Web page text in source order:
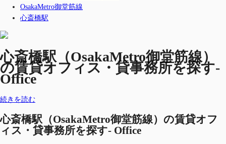
OsakaMetro御堂筋線
心斎橋駅
心斎橋駅（OsakaMetro御堂筋線）
の賃貸オフィス・貸事務所を探す-
Office
続きを読む
心斎橋駅（OsakaMetro御堂筋線）の賃貸オフ
ィス・貸事務所を探す- Office